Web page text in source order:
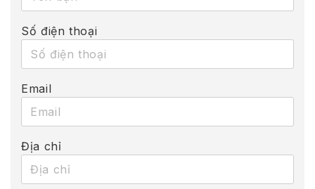
Số điện thoại
Email
Địa chỉ